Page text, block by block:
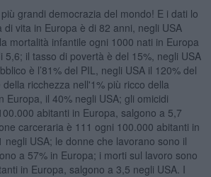
grandi democrazia del mondo! E i dati lo
di vita in Europa è di 82 anni, negli USA
mortalità infantile ogni 1000 nati in Europa
5,6; il tasso di povertà è del 15%, negli USA
è l’81% del PIL, negli USA il 120% del
ricchezza nell'1% più ricco della
Europa, il 40% negli USA; gli omicidi
abitanti in Europa, salgono a 5,7
carceraria è 111 ogni 100.000 abitanti in
negli USA; le donne che lavorano sono il
a 57% in Europa; i morti sul lavoro sono
in Europa, salgono a 3,5 negli USA. I